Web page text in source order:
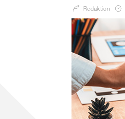
Redaktion